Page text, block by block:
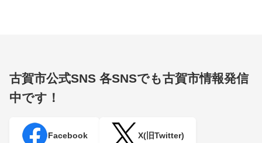
古賀市公式SNS 各SNSでも古賀市情報発信
中です！
Facebook X(旧Twitter)